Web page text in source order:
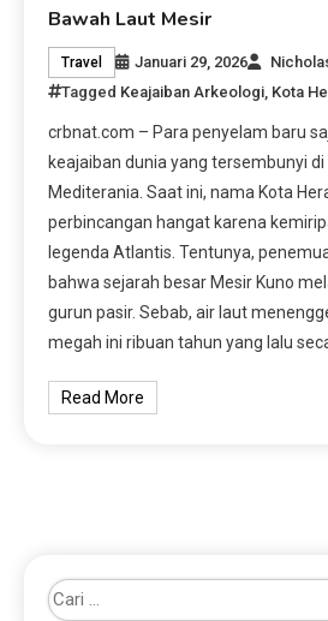
Bawah Laut Mesir
Travel Januari 29, 2026
Tagged Keajaiban Arkeologi Kota
crbnat.com – Para penyelam baru
keajaiban dunia yang tersembunyi
Mediterania. Saat ini, nama Kota
perbincangan hangat karena
legenda Atlantis. Tentunya,
bahwa sejarah besar Mesir Kuno
gurun pasir. Sebab, air laut
megah ini ribuan tahun yang lalu
Read More